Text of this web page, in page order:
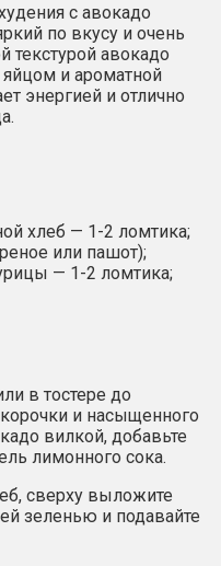
с авокадо
по вкусу и очень
текстурой авокадо
и ароматной
энергией и отлично
хлеб — 1-2 ломтика;
или пашот);
— 1-2 ломтика;
в тостере до
и насыщенного
вилкой, добавьте
лимонного сока.
сверху выложите
зеленью и подавайте